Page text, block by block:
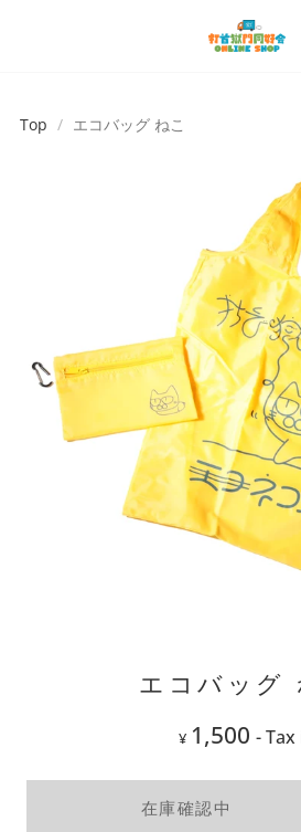
エコバッグ
¥ 1,500 - Tax
在庫確認中
Top / エコバッグ ねこ